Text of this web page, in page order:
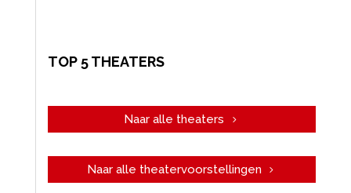
TOP 5 THEATERS
Naar alle theaters
Naar alle theatervoorstellingen